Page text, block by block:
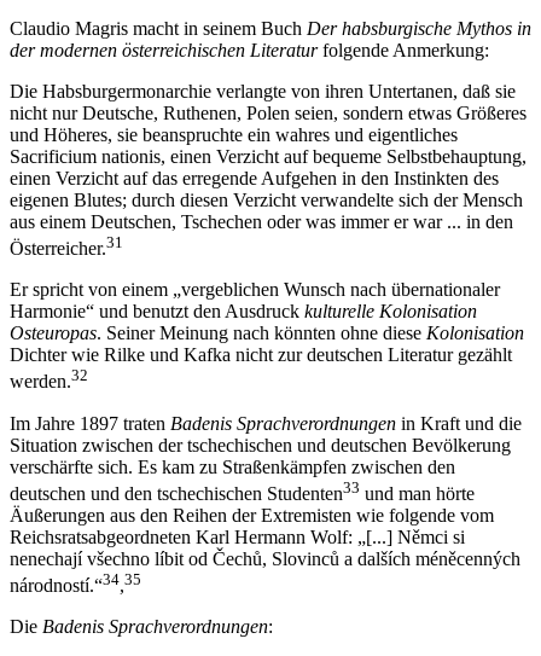
Claudio Magris macht in seinem Buch Der habsburgische Mythos in
der modernen österreichischen Literaturfolgende Anmerkung:
Die Habsburgermonarchie verlangte von ihren Untertanen, daß sie
nicht nur Deutsche, Ruthenen, Polen seien, sondern etwas Größeres
und Höheres, sie beanspruchte ein wahres und eigentliches
Sacrificium nationis, einen Verzicht auf bequeme Selbstbehauptung,
einen Verzicht auf das erregende Aufgehen in den Instinkten des
eigenen Blutes; durch diesen Verzicht verwandelte sich der Mensch
aus einem Deutschen, Tschechen oder was immer er war ... in den
Österreicher.31
Er spricht von einem „vergeblichen Wunsch nach übernationaler
Harmonie“ und benutzt den Ausdruck kulturelle Kolonisation
Osteuropas. Seiner Meinung nach könnten ohne diese Kolonisation
Dichter wie Rilke und Kafka nicht zur deutschen Literatur gezählt
werden.32
Im Jahre 1897 traten Badenis Sprachverordnungen in Kraft und die
Situation zwischen der tschechischen und deutschen Bevölkerung
verschärfte sich. Es kam zu Straßenkämpfen zwischen den
deutschen und den tschechischen Studenten33 und man hörte
Äußerungen aus den Reihen der Extremisten wie folgende vom
Reichsratsabgeordneten Karl Hermann Wolf: „[...] Němci si
nenechají všechno líbit od Čechů, Slovinců a dalších méněcenných
národností.“34,35
Die Badenis Sprachverordnungen: